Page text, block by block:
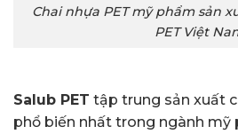
Chai nhựa PET mỹ phẩm sản
PET Việt
Salub PET tập trung sản xuất
phổ biến nhất trong ngành mỹ